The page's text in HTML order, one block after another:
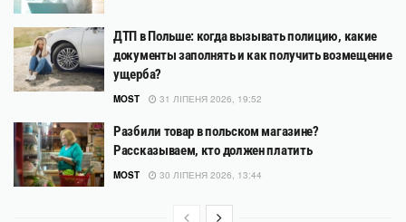
ДТП в Польше: когда вызывать полицию, какие
документы заполнять и как получить возмещение
ущерба?
MOST 31 ЛІПЕНЯ 2026, 19:52
Разбили товар в польском магазине?
Рассказываем, кто должен платить
MOST 30 ЛІПЕНЯ 2026, 13:44